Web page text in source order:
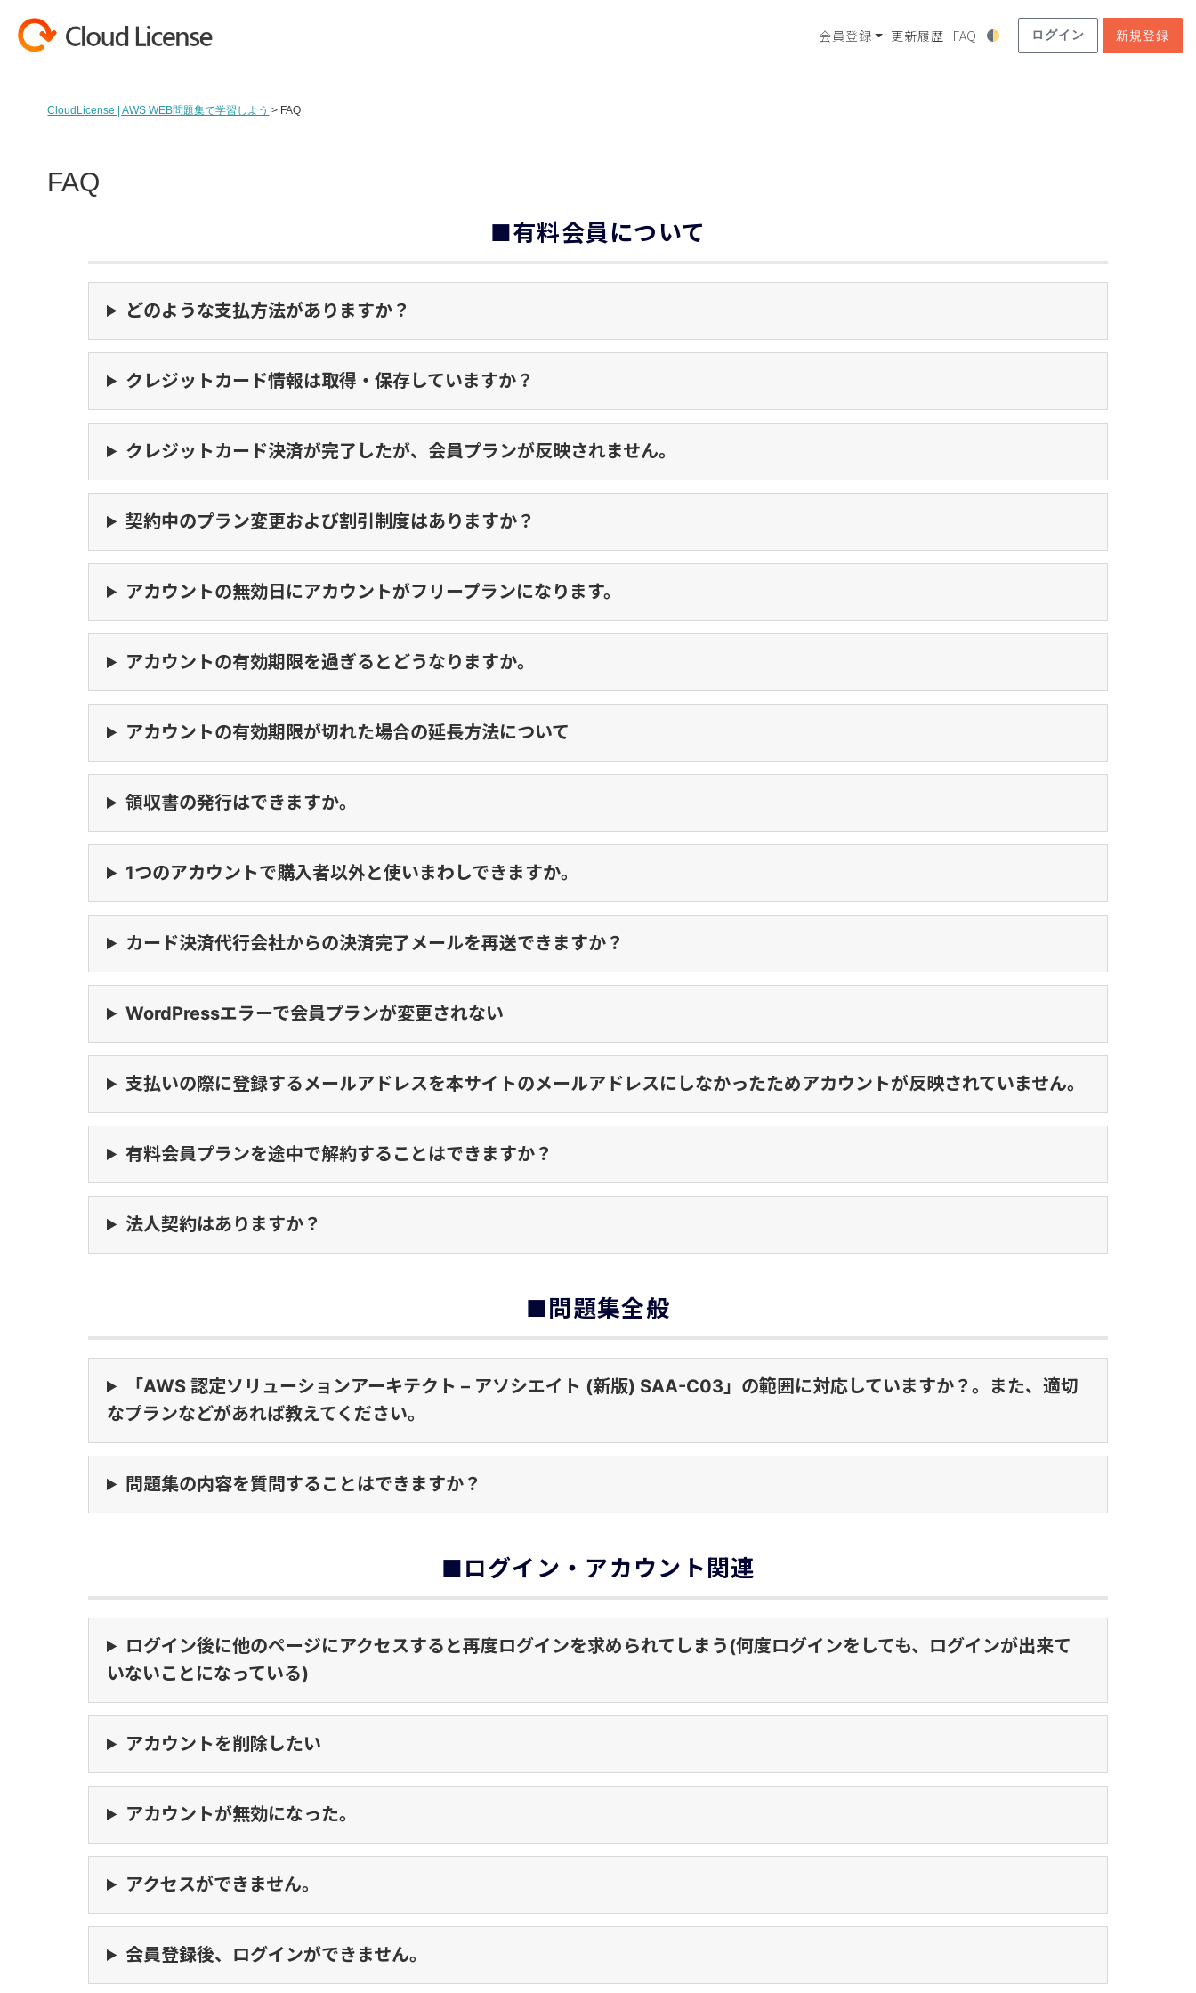
会員登録 更新履歴 FAQ ログイン 新規登録
CloudLicense | AWS WEB問題集で学習しよう > FAQ
FAQ
■有料会員について
どのような支払方法がありますか？
クレジットカード情報は取得・保存していますか？
クレジットカード決済が完了したが、会員プランが反映されません。
契約中のプラン変更および割引制度はありますか？
アカウントの無効日にアカウントがフリープランになります。
アカウントの有効期限を過ぎるとどうなりますか。
アカウントの有効期限が切れた場合の延長方法について
領収書の発行はできますか。
1つのアカウントで購入者以外と使いまわしできますか。
カード決済代行会社からの決済完了メールを再送できますか？
WordPressエラーで会員プランが変更されない
支払いの際に登録するメールアドレスを本サイトのメールアドレスにしなかったためアカウントが反映されていません。
有料会員プランを途中で解約することはできますか？
法人契約はありますか？
■問題集全般
「AWS 認定ソリューションアーキテクト – アソシエイト (新版) SAA-C03」の範囲に対応していますか？。また、適切
なプランなどがあれば教えてください。
問題集の内容を質問することはできますか？
■ログイン・アカウント関連
ログイン後に他のページにアクセスすると再度ログインを求められてしまう(何度ログインをしても、ログインが出来て
いないことになっている)
アカウントを削除したい
アカウントが無効になった。
アクセスができません。
会員登録後、ログインができません。